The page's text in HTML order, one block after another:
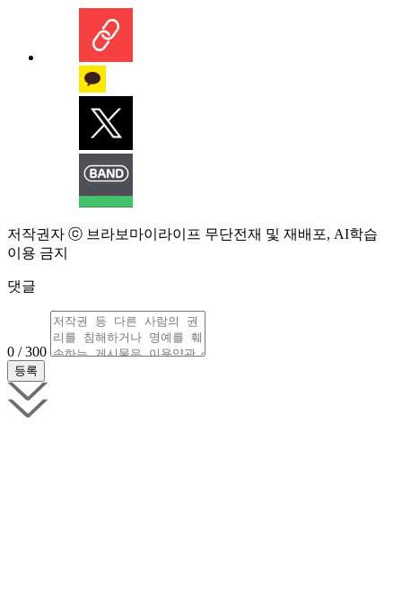
저작권자 ⓒ 브라보마이라이프 무단전재 및 재배포, AI학습
이용 금지
댓글
0 / 300